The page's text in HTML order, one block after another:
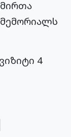
4